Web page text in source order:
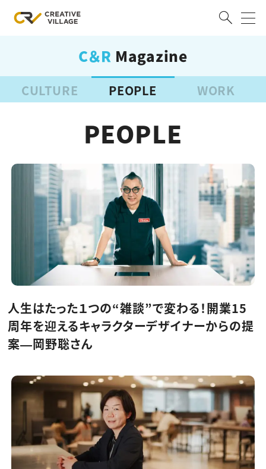
ログイン 会員登録
クリエイター求人を探す
CREATIVE JOB求人検索
特集求人
採用説明会
転職支援サービス
CONTENTS
スキルアップしたい！
スキルアップしたい！ トップ
デザイン
プログラミング
動画配信・映像制作
編集・ライティング
マーケティング
業界解説・キャリア事情
お役立ち基礎知識
TOP Creator’s コラム
TOP Creator’s コラム トップ
Webクリエイター
アプリクリエイター
ゲームクリエイター
映像クリエイター
マーケッター
クリエイターインタビュー
C＆R Magazine
セミナー
ニュース・トレンド
ニュース・トレンド トップ
Web
映像
出版
CREATIVE VILLAGEからのお知らせ
プロフェッショナル×つながる×メディア
C＆R Magazine
CULTURE PEOPLE WORK
PEOPLE
人生はたった１つの“雑談”で変わる！開業15
周年を迎えるキャラクターデザイナーからの提
案―岡野聡さん